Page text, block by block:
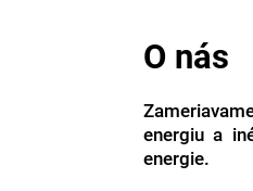
O nás
energiu a
energie.